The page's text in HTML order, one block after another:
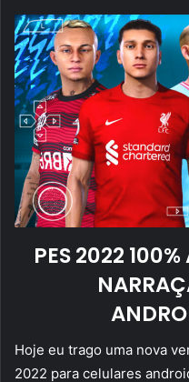
PES 2022
Hoje eu trago uma nova
2022 para celulares